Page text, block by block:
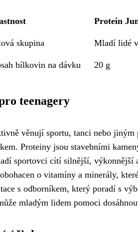
Protein
skupina Mladí lidé
bílkovin na dávku 20 g
teenagery
věnují sportu, tanci nebo
Proteiny jsou stavebními
sportovci cítí silnější, výkonnější
o vitamíny a minerály,
s odborníkem, který poradí s
mladým lidem pomoci